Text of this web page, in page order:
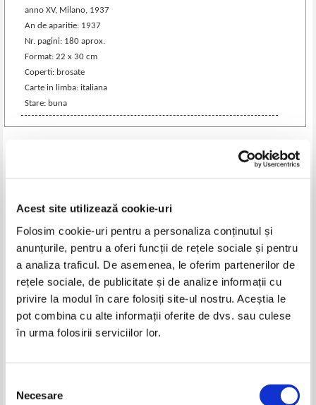
Acest site utilizează cookie-uri
Folosim cookie-uri pentru a personaliza conținutul și
anunțurile, pentru a oferi funcții de rețele sociale și pentru
a analiza traficul. De asemenea, le oferim partenerilor de
rețele sociale, de publicitate și de analize informații cu
privire la modul în care folosiți site-ul nostru. Aceștia le
pot combina cu alte informații oferite de dvs. sau culese
în urma folosirii serviciilor lor.
consimțământului
Necesare
anno XV, Milano, 1937
An de aparitie: 1937
Nr. pagini: 180 aprox.
Format: 22 x 30 cm
Coperti: brosate
Carte in limba: italiana
Stare: buna
-35%
Vicente Blasco Ibanez - La belle
-35%